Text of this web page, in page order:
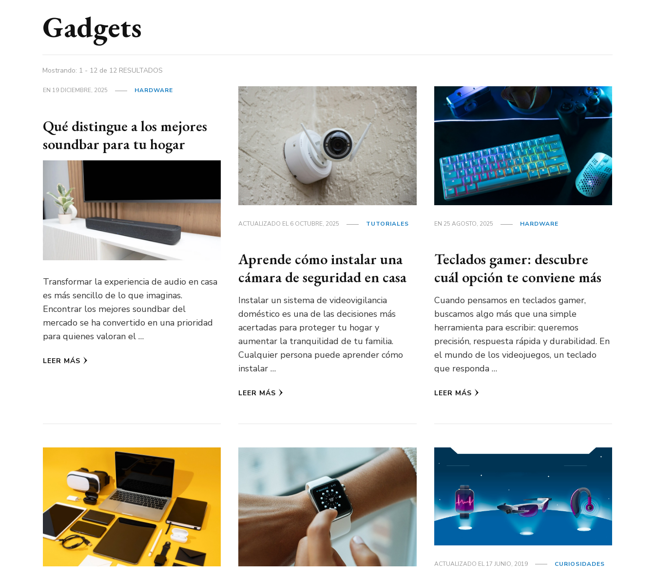
Gadgets
Mostrando: 1 - 12 de 12 RESULTADOS
EN 19 DICIEMBRE, 2025 HARDWARE
Qué distingue a los mejores
soundbar para tu hogar
Transformar la experiencia de audio en casa
es más sencillo de lo que imaginas.
Encontrar los mejores soundbar del
mercado se ha convertido en una prioridad
para quienes valoran el …
LEER MÁS
ACTUALIZADO EL6 OCTUBRE, 2025 TUTORIALES
Aprende cómo instalar una
cámara de seguridad en casa
Instalar un sistema de videovigilancia
doméstico es una de las decisiones más
acertadas para proteger tu hogar y
aumentar la tranquilidad de tu familia.
Cualquier persona puede aprender cómo
instalar …
LEER MÁS
EN 25 AGOSTO, 2025 HARDWARE
Teclados gamer: descubre
cuál opción te conviene más
Cuando pensamos en teclados gamer,
buscamos algo más que una simple
herramienta para escribir: queremos
precisión, respuesta rápida y durabilidad. En
el mundo de los videojuegos, un teclado
que responda …
LEER MÁS
ACTUALIZADO EL17 JUNIO, 2019 CURIOSIDADES